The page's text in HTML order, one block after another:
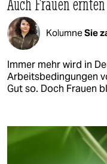
KolumneSie
Immer mehr wird in
Arbeitsbedingungen
Gut so. Doch Frauen